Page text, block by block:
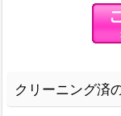
クリーニング済